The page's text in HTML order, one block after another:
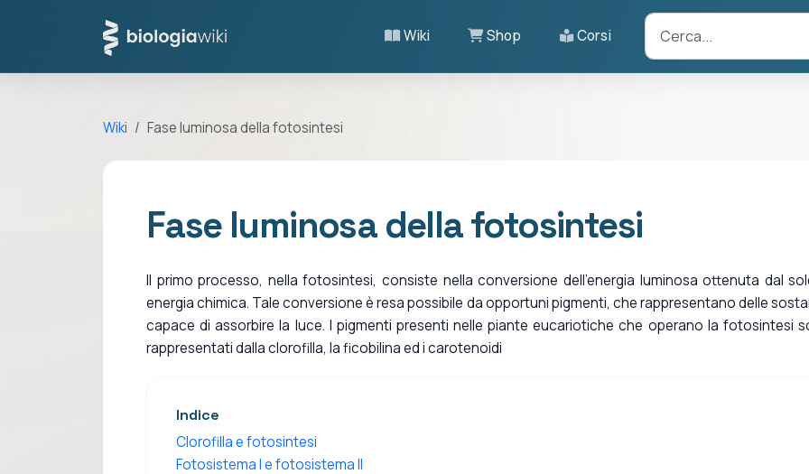
Wiki Shop Corsi
Wiki Fase luminosa della fotosintesi
Fase luminosa della fotosintesi
Il primo processo, nella fotosintesi, consiste nella conversione dell'energia luminosa ottenuta dal
energia chimica. Tale conversione è resa possibile da opportuni pigmenti, che rappresentano delle
capace di assorbire la luce. I pigmenti presenti nelle piante eucariotiche che operano la fotosintesi
rappresentati dalla clorofilla, la ficobilina ed i carotenoidi
Indice
Clorofilla e fotosintesi
Fotosistema I e fotosistema II